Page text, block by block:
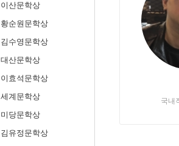
이산문학상
황순원문학상
김수영문학상
대산문학상
이효석문학상
세계문학상
미당문학상
김유정문학상
국내